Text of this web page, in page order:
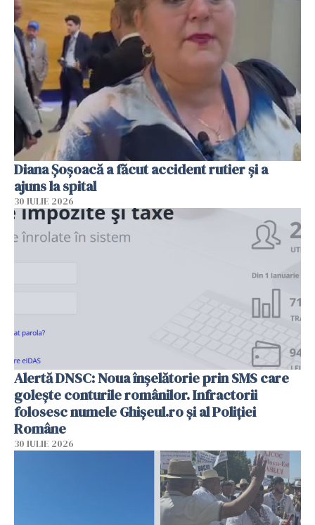
Diana Șoșoacă a făcut accident rutier și a
ajuns la spital
30 IULIE 2026
Alertă DNSC: Noua înșelătorie prin SMS care
golește conturile românilor. Infractorii
folosesc numele Ghișeul.ro și al Poliției
Române
30 IULIE 2026